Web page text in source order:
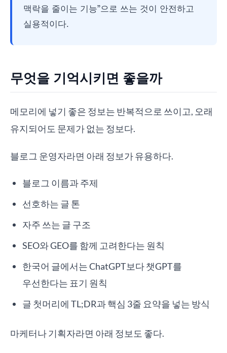
맥락을 줄이는 기능”으로 쓰는 것이 안전하고
실용적이다.
무엇을 기억시키면 좋을까
메모리에 넣기 좋은 정보는 반복적으로 쓰이고, 오래
유지되어도 문제가 없는 정보다.
블로그 운영자라면 아래 정보가 유용하다.
블로그 이름과 주제
선호하는 글 톤
자주 쓰는 글 구조
SEO와 GEO를 함께 고려한다는 원칙
한국어 글에서는 ChatGPT보다 챗GPT를
우선한다는 표기 원칙
글 첫머리에 TL;DR과 핵심 3줄 요약을 넣는 방식
마케터나 기획자라면 아래 정보도 좋다.